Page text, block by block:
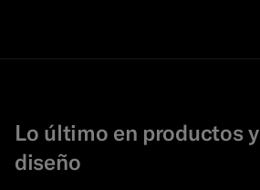
Lo último en productos y
diseño